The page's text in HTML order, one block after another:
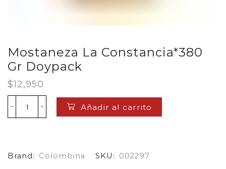
Mostaneza La Constancia*380
Gr Doypack
$12,950
Mostaneza
La
cantidad
Añadir al carrito
Brand: Colombina SKU:
002297